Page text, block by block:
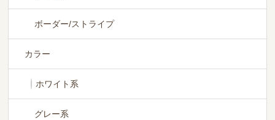
ボーダー/ストライプ
カラー
ホワイト系
グレー系